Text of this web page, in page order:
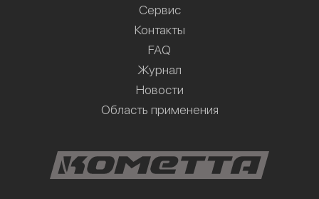
Сервис
Контакты
FAQ
Журнал
Новости
Область применения